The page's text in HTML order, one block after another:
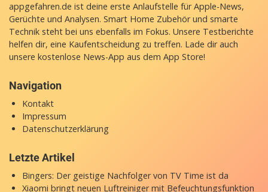
appgefahren.de ist deine erste Anlaufstelle für Apple-News,
Gerüchte und Analysen. Smart Home Zubehör und smarte
Technik steht bei uns ebenfalls im Fokus. Unsere Testberichte
helfen dir, eine Kaufentscheidung zu treffen. Lade dir auch
unsere kostenlose News-App aus dem App Store!
Navigation
Kontakt
Impressum
Datenschutzerklärung
Letzte Artikel
Bingers: Der geistige Nachfolger von TV Time ist da
Xiaomi bringt neuen Luftreiniger mit Befeuchtungsfunktion